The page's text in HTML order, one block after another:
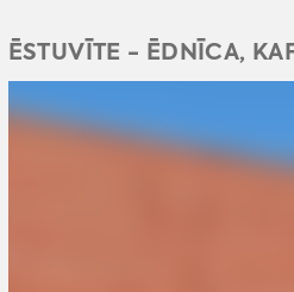
ĒSTUVĪTE - ĒDNĪCA,